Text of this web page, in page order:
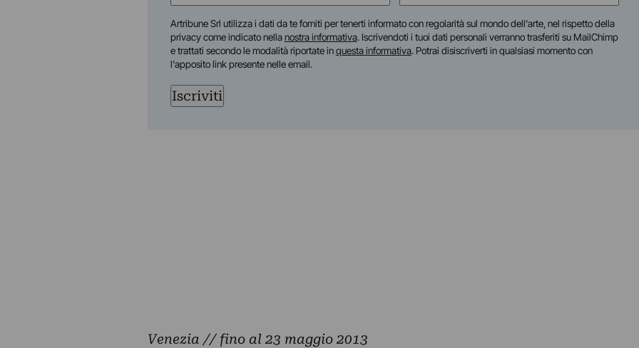
Artribune Srl utilizza i dati da te forniti per tenerti informato con regolarità sul mondo dell'arte, nel rispetto della
privacy come indicato nellanostra informativa. Iscrivendoti i tuoi dati personali verranno trasferiti su MailChimp
e trattati secondo le modalità riportate inquesta informativa. Potrai disiscriverti in qualsiasi momento con
l'apposito link presente nelle email.
Iscriviti
Venezia // fino al 23 maggio 2013